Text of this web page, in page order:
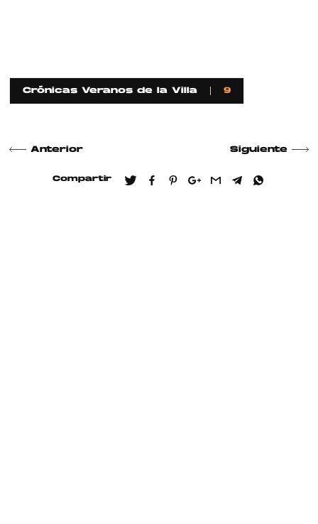
Crónicas Veranos de la Villa 9
Anterior Siguiente
Compartir